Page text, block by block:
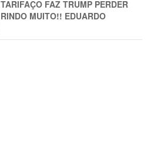
FAZ TRUMP PERDER
MUITO!! EDUARDO